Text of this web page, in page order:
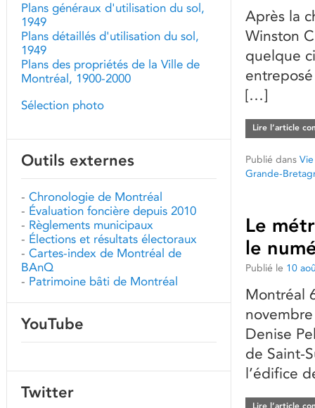
Après la
Winston
quelque
[…]
Lire l’article
Publié dans
Grande-
Le
le
Publié le 10
Montréal
Denise
de Saint-
l’édifice
Lire l’article
Plans généraux d'utilisation du sol,
1949
Plans détaillés d'utilisation du sol,
1949
Plans des propriétés de la Ville de
Montréal, 1900-2000
Sélection photo
Outils externes
- Chronologie de Montréal
- Évaluation foncière depuis 2010
- Règlements municipaux
- Élections et résultats électoraux
- Cartes-index de Montréal de
BAnQ
- Patrimoine bâti de Montréal
YouTube
Twitter